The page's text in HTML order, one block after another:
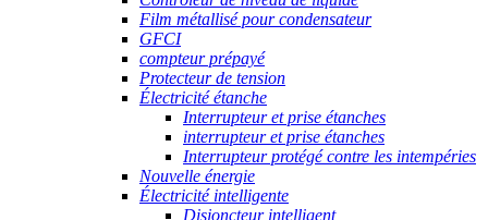
Film métallisé pour condensateur
GFCI
compteur prépayé
Protecteur de tension
Électricité étanche
Interrupteur et prise étanches
interrupteur et prise étanches
Interrupteur protégé contre les intempéries
Nouvelle énergie
Électricité intelligente
Disjoncteur intelligent